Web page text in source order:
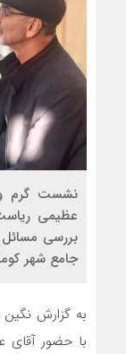
نشست گرم و
عظیمی
بررسی
جامع شهر
به گزارش
با حضور آقای